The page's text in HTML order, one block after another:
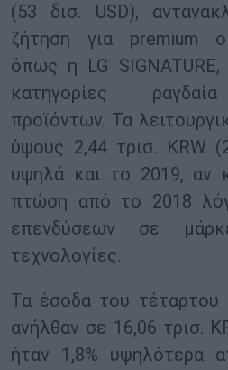
(53 δισ. USD),
ζήτηση για premium
όπως η LG SIGNATURE,
κατηγορίες
προϊόντων. Τα
ύψους 2,44 τρισ. KRW
υψηλά και το 2019, αν
πτώση από το 2018
επενδύσεων σε
τεχνολογίες.
Τα έσοδα του τέταρτου
ανήλθαν σε 16,06 τρισ.
ήταν 1,8% υψηλότερα